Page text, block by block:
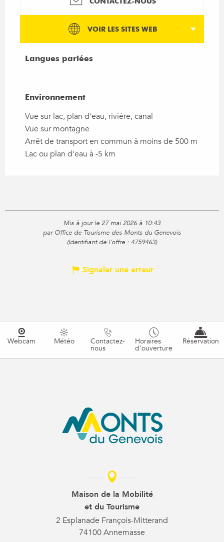
VOIR LES SITES WEB
Langues parlées
Langues parlées
Environnement
Environnement
Vue sur lac, plan d'eau, rivière, canal
Vue sur montagne
Arrêt de transport en commun à moins de 500 m
Lac ou plan d'eau à -5 km
Mis à jour le 27 mai 2026 à 10:43
par Office de Tourisme des Monts du Genevois
(Identifiant de l'offre : 4759463)
Signaler une erreur
Webcam Météo Contactez-
nous
Horaires
d'ouverture
Réservation
Maison de la Mobilité
et du Tourisme
2 Esplanade François-Mitterand
74100 Annemasse